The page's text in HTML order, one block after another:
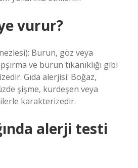
vurur?
Burun, göz veya
ve burun tıkanıklığı gibi
Gıda alerjisi: Boğaz,
şişme, kurdeşen veya
karakterizedir.
alerji testi